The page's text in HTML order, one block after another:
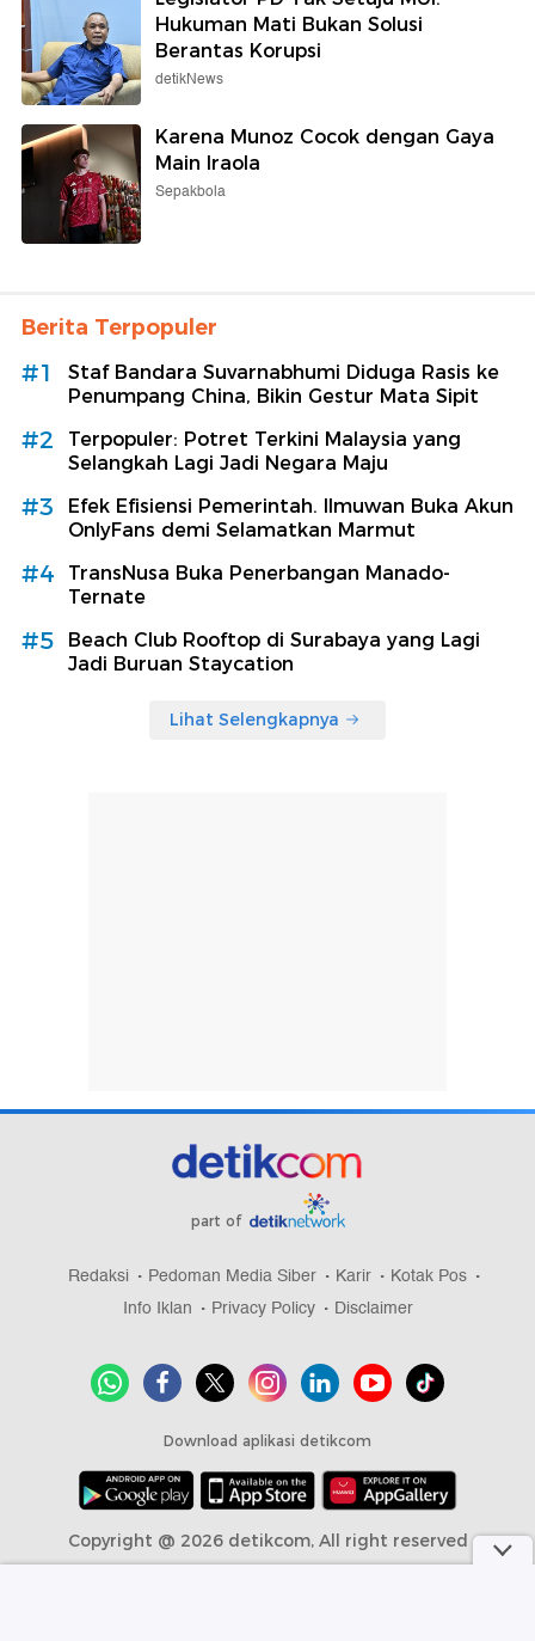
Hukuman Mati Bukan Solusi
Berantas Korupsi
detikNews
Karena Munoz Cocok dengan Gaya
Main Iraola
Sepakbola
Berita Terpopuler
#1
Staf Bandara Suvarnabhumi Diduga Rasis ke
Penumpang China, Bikin Gestur Mata Sipit
#2
Terpopuler: Potret Terkini Malaysia yang
Selangkah Lagi Jadi Negara Maju
#3
Efek Efisiensi Pemerintah. Ilmuwan Buka Akun
OnlyFans demi Selamatkan Marmut
#4
TransNusa Buka Penerbangan Manado-
Ternate
#5
Beach Club Rooftop di Surabaya yang Lagi
Jadi Buruan Staycation
Lihat Selengkapnya
part of
Redaksi Pedoman Media Siber Karir
Kotak Pos
Info Iklan
Privacy Policy Disclaimer
Download aplikasi detikcom
Copyright @ 2026 detikcom, All right reserved